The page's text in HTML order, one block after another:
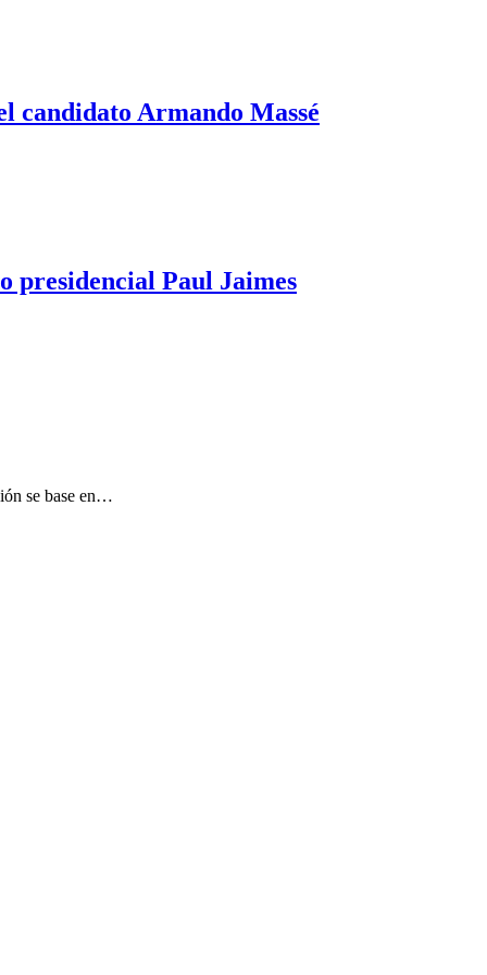
candidato Armando Massé
presidencial Paul Jaimes
se base en…